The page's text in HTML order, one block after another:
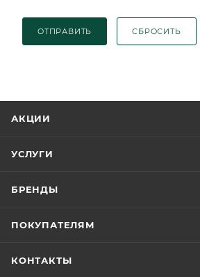
ОТПРАВИТЬ СБРОСИТЬ
АКЦИИ
УСЛУГИ
БРЕНДЫ
ПОКУПАТЕЛЯМ
КОНТАКТЫ